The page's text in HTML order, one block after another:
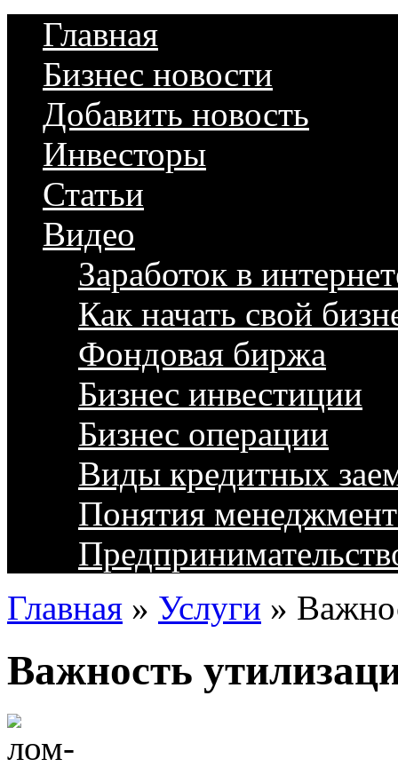
Главная
Бизнес новости
Добавить новость
Инвесторы
Статьи
Видео
Заработок в
Как начать свой
Фондовая биржа
Бизнес инвестиции
Бизнес операции
Виды кредитных
Понятия
Главная » Услуги »
Важность